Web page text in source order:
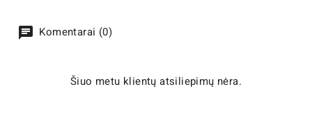
Komentarai (0)
Šiuo metu klientų atsiliepimų nėra.